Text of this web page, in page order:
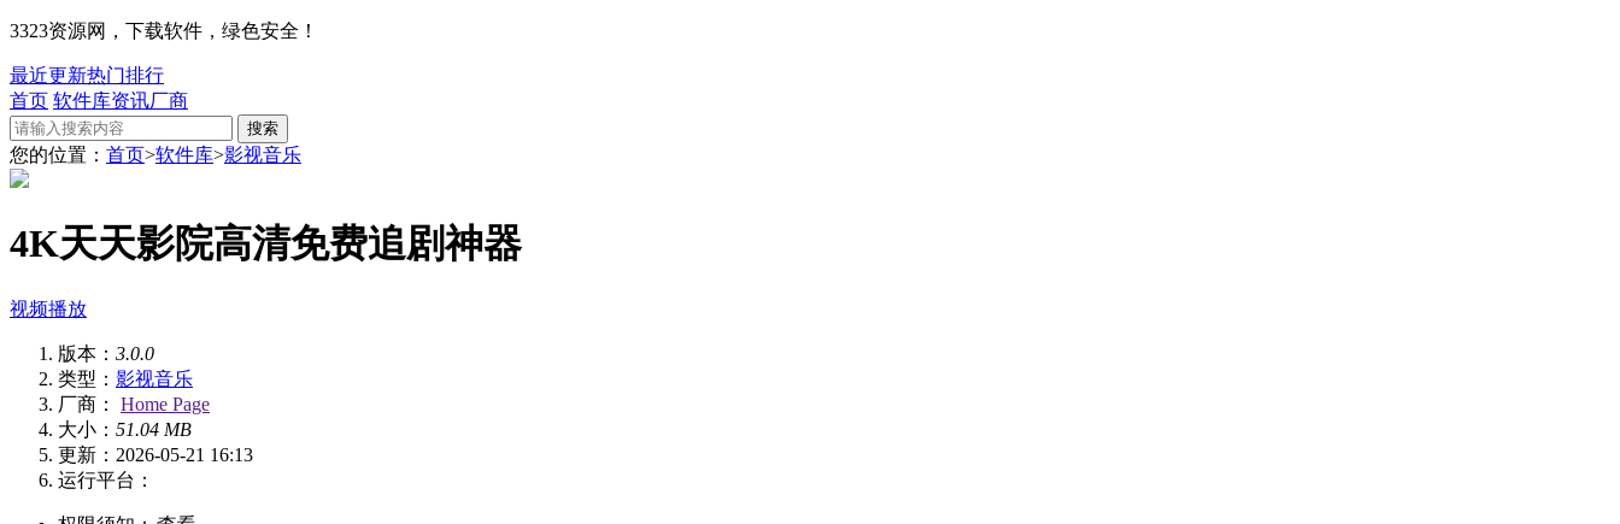
3323资源网，下载软件，绿色安全！
最近更新热门排行
首页 软件库资讯厂商
搜索
您的位置： 首页>软件库>影视音乐
4K天天影院高清免费追剧神器
视频播放
版本： 3.0.0
类型： 影视音乐
厂商： Home Page
大小： 51.04 MB
更新：2026-05-21 16:13
运行平台：